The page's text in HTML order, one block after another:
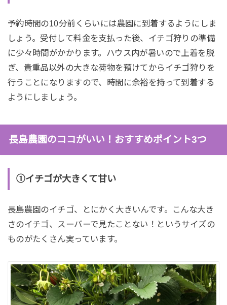
予約時間の10分前くらいには農園に到着するようにしま
しょう。受付して料金を支払った後、イチゴ狩りの準備
に少々時間がかかります。ハウス内が暑いので上着を脱
ぎ、貴重品以外の大きな荷物を預けてからイチゴ狩りを
行うことになりますので、時間に余裕を持って到着する
ようにしましょう。
長島農園のココがいい！おすすめポイント3つ
①イチゴが大きくて甘い
長島農園のイチゴ、とにかく大きいんです。こんな大き
さのイチゴ、スーパーで見たことない！というサイズの
ものがたくさん実っています。